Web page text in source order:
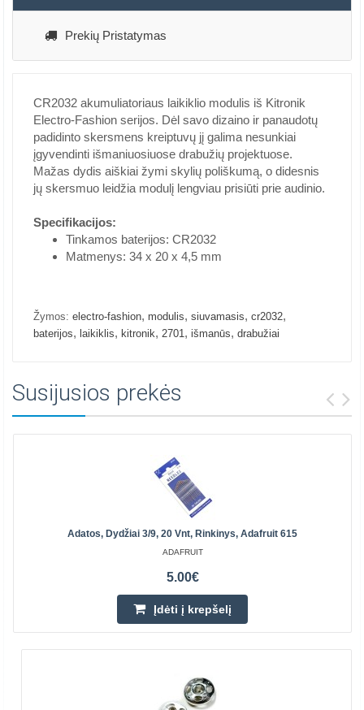
Prekių Pristatymas
CR2032 akumuliatoriaus laikiklio modulis iš Kitronik
Electro-Fashion serijos. Dėl savo dizaino ir panaudotų
padidinto skersmens kreiptuvų jį galima nesunkiai
įgyvendinti išmaniuosiuose drabužių projektuose.
Mažas dydis aiškiai žymi skylių poliškumą, o didesnis
jų skersmuo leidžia modulį lengviau prisiūti prie audinio.
Specifikacijos:
Tinkamos baterijos: CR2032
Matmenys: 34 x 20 x 4,5 mm
Žymos: electro-fashion, modulis, siuvamasis, cr2032,
baterijos, laikiklis, kitronik, 2701, išmanūs, drabužiai
Susijusios prekės
Adatos, Dydžiai 3/9, 20 Vnt, Rinkinys, Adafruit 615
ADAFRUIT
5.00€
Įdėti į krepšelį